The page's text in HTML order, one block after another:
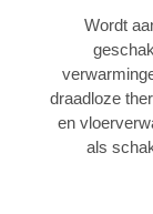
Wordt
draadloze
en
als